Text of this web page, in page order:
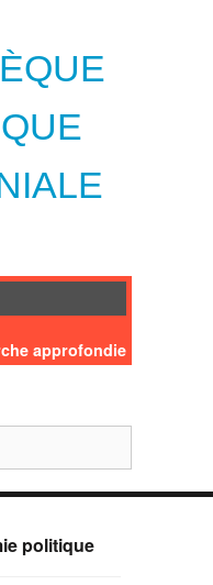
approfondie
politique